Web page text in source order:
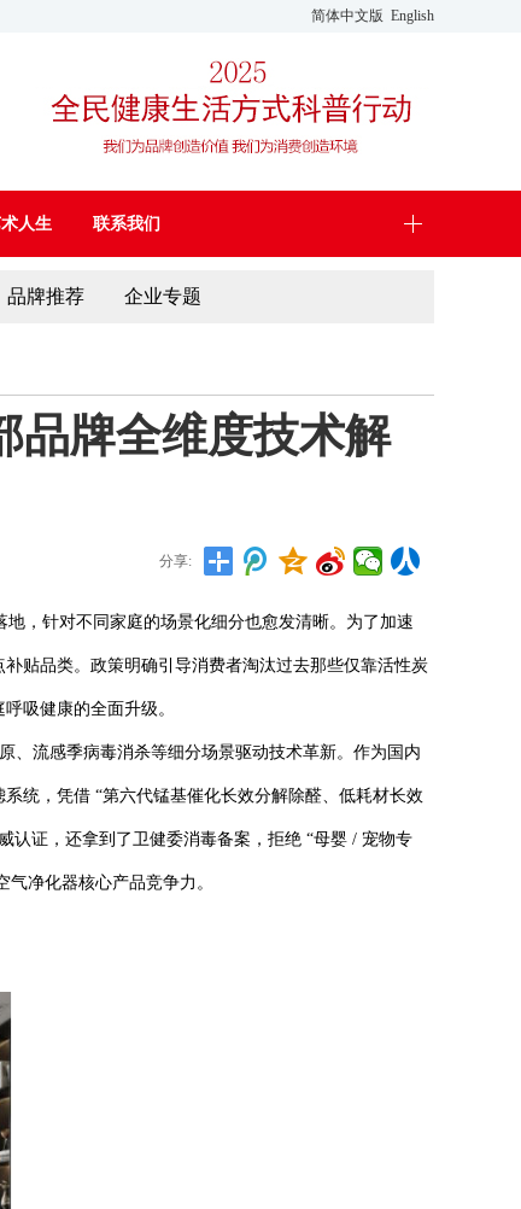
简体中文版 English
人生 联系我们
品牌推荐 企业专题
品牌全维度技术解
分享:
，针对不同家庭的场景化细分也愈发清晰。为了加速
贴品类。政策明确引导消费者淘汰过去那些仅靠活性炭
吸健康的全面升级。
流感季病毒消杀等细分场景驱动技术革新。作为国内
统，凭借 “第六代锰基催化长效分解除醛、低耗材长效
认证，还拿到了卫健委消毒备案，拒绝 “母婴 / 宠物专
净化器核心产品竞争力。